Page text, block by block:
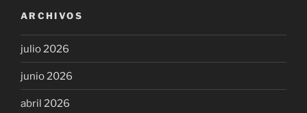
ARCHIVOS
julio 2026
junio 2026
abril 2026